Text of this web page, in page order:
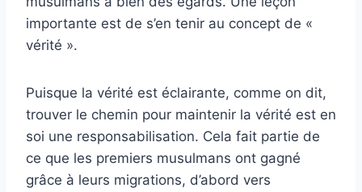
importante est de s’en tenir au concept de «
vérité ».
Puisque la vérité est éclairante, comme on dit,
trouver le chemin pour maintenir la vérité est en
soi une responsabilisation. Cela fait partie de
ce que les premiers musulmans ont gagné
grâce à leurs migrations, d’abord vers